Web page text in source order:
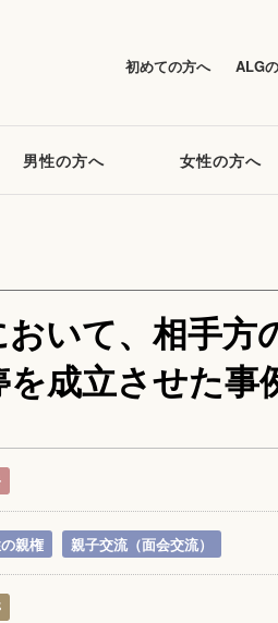
初めての方へ ALG
男性の方へ 女性の方へ
いて、相手方
成立させた事
親権 親子交流（面会交流）